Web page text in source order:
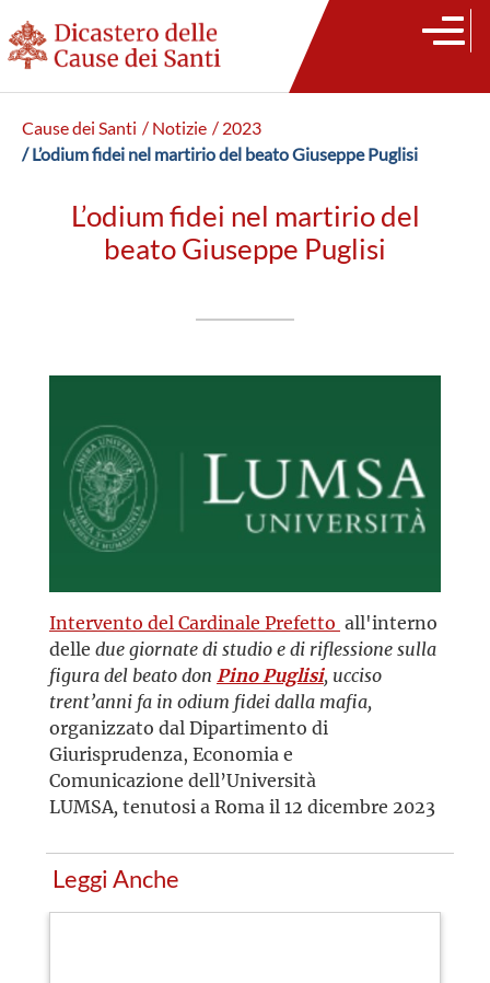
Cause dei Santi / Notizie / 2023
/ L’odium fidei nel martirio del beato Giuseppe Puglisi
L’odium fidei nel martirio del
beato Giuseppe Puglisi
Intervento del Cardinale Prefetto all'interno
delle due giornate di studio e di riflessione sulla
figura del beato don Pino Puglisi, ucciso
trent’anni fa in odium fidei dalla mafia,
organizzato dal Dipartimento di
Giurisprudenza, Economia e
Comunicazione dell’Università
LUMSA, tenutosi a Roma il 12 dicembre 2023
Leggi Anche